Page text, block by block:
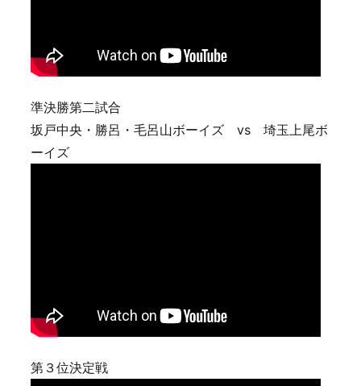
準決勝第二試合
坂戸中央・勝呂・毛呂山ボーイズ vs 埼玉上尾ボ
ーイズ
第３位決定戦